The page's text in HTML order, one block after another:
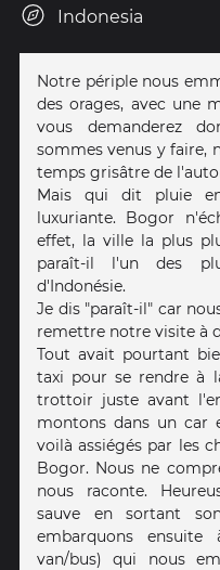
Indonesia
Notre périple nous
des orages, avec une
vous demanderez
sommes venus y faire,
temps grisâtre de
Mais qui dit pluie
luxuriante. Bogor
effet, la ville la plus
paraît-il l'un des
d'Indonésie.
Je dis "paraît-il" car
remettre notre visite à
Tout avait pourtant
taxi pour se rendre à
trottoir juste avant
montons dans un car
voilà assiégés par les
Bogor. Nous ne
nous raconte.
sauve en sortant
embarquons
van/bus) qui nous